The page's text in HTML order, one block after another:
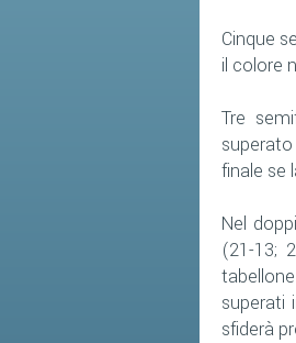
Cinque
il colore
Tre
finale se
Nel
(21-13;
superati
sfiderà